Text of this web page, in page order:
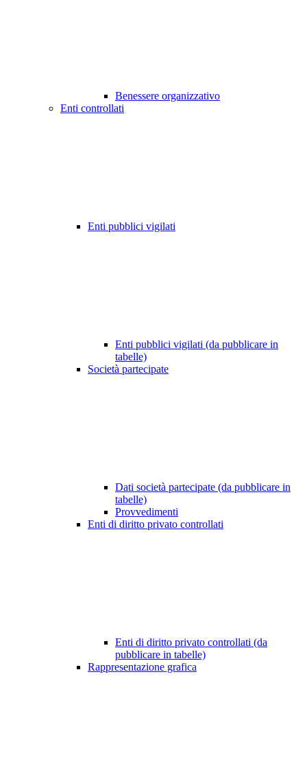
Benessere organizzativo
Enti controllati
Enti pubblici vigilati
Enti pubblici vigilati (da pubblicare in
tabelle)
Società partecipate
Dati società partecipate (da pubblicare in
tabelle)
Provvedimenti
Enti di diritto privato controllati
Enti di diritto privato controllati (da
pubblicare in tabelle)
Rappresentazione grafica